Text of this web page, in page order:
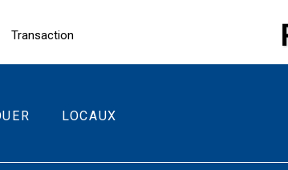
Transaction
LOCAUX